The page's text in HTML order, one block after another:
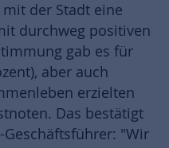
der Stadt eine
durchweg positiven
gab es für
aber auch
erzielten
Das bestätigt
"Wir